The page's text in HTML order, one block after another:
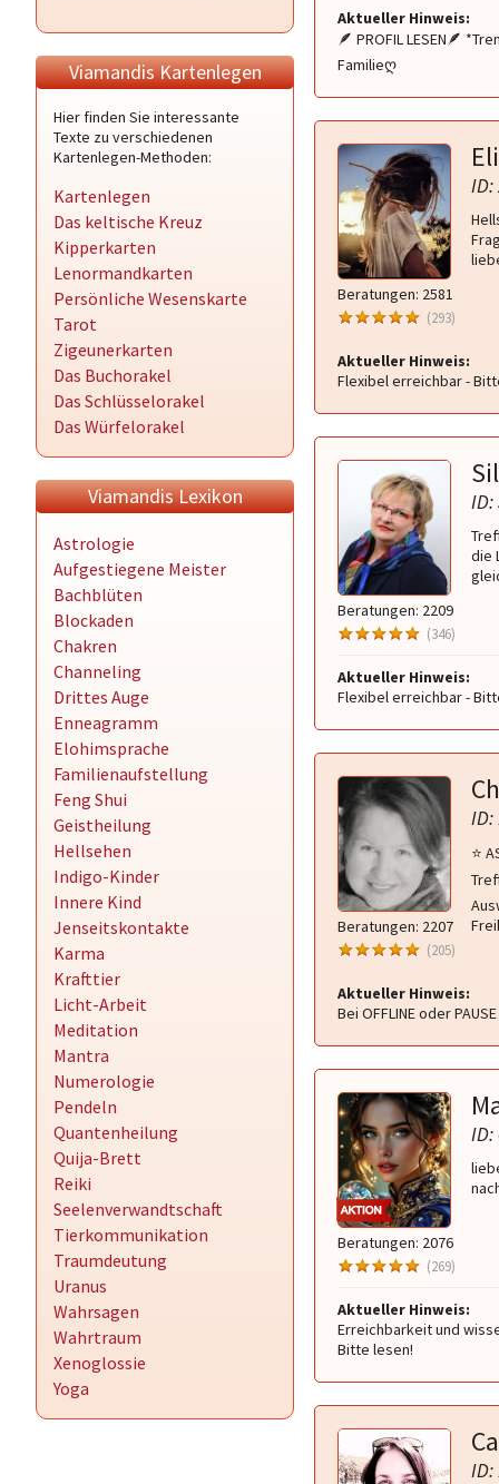
Viamandis Kartenlegen
Hier finden Sie interessante
Texte zu verschiedenen
Kartenlegen-Methoden:
Kartenlegen
Das keltische Kreuz
Kipperkarten
Lenormandkarten
Persönliche Wesenskarte
Tarot
Zigeunerkarten
Das Buchorakel
Das Schlüsselorakel
Das Würfelorakel
Viamandis Lexikon
Astrologie
Aufgestiegene Meister
Bachblüten
Blockaden
Chakren
Channeling
Drittes Auge
Enneagramm
Elohimsprache
Familienaufstellung
Feng Shui
Geistheilung
Hellsehen
Indigo-Kinder
Innere Kind
Jenseitskontakte
Karma
Krafttier
Licht-Arbeit
Meditation
Mantra
Numerologie
Pendeln
Quantenheilung
Quija-Brett
Reiki
Seelenverwandtschaft
Tierkommunikation
Traumdeutung
Uranus
Wahrsagen
Wahrtraum
Xenoglossie
Yoga
Aktueller Hinweis:
🪶 PROFIL LESEN🪶
Familieღ
Beratungen: 2581
(293)
ID:
Aktueller Hinweis:
Flexibel erreichbar -
Beratungen: 2209
(346)
ID:
die
Aktueller Hinweis:
Flexibel erreichbar -
Beratungen: 2207
(205)
ID:
⭐
Aktueller Hinweis:
Bei OFFLINE oder
Beratungen: 2076
(269)
ID:
Aktueller Hinweis:
Erreichbarkeit und
Bitte lesen!
ID: